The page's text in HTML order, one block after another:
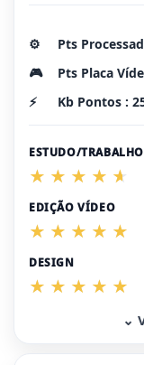
⚙️
Pts
🎮
Pts Placa
⚡
Kb Pontos :
ESTUDO/TRABALHO
EDIÇÃO VÍDEO
DESIGN
⌄